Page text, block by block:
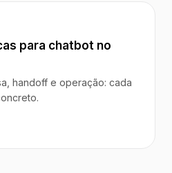
para chatbot no
handoff e operação: cada